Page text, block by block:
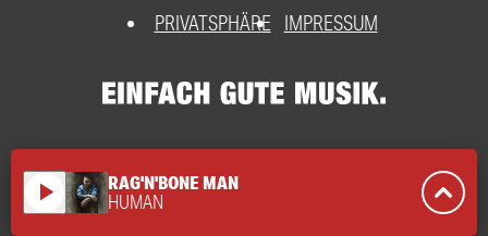
PRIVATSPHÄRE
IMPRESSUM
play_arrow RAG'N'BONE MAN
HUMAN